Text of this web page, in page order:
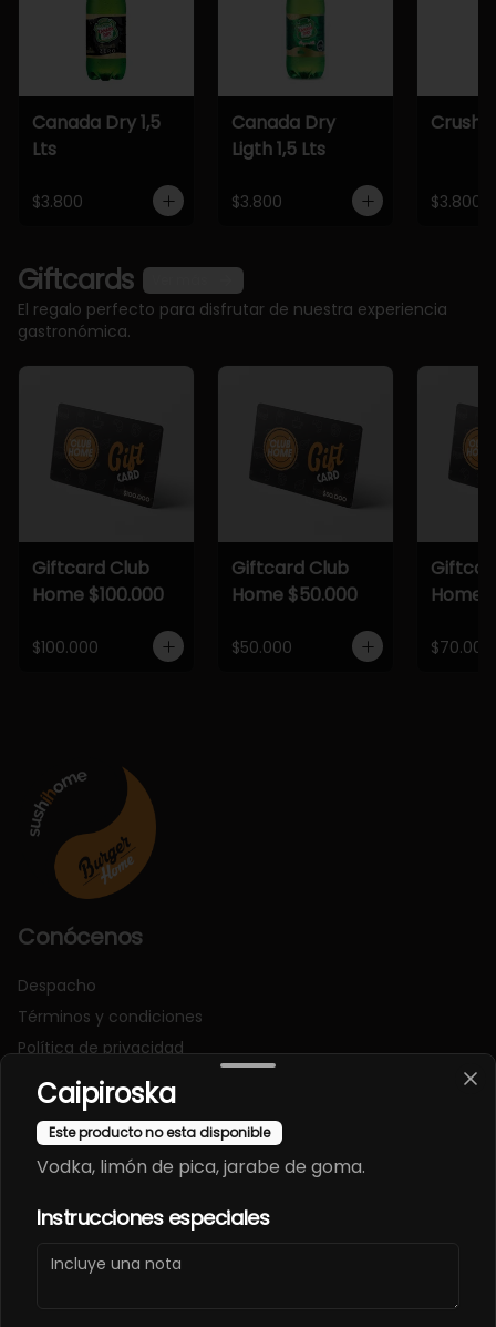
Canada Dry 1,5
Lts
$3.800
Canada Dry
Ligth 1,5 Lts
$3.800
Crush
$3.800
Giftcards
El regalo perfecto para disfrutar de nuestra experiencia
gastronómica.
Giftcard Club
Home $100.000
$100.000
Giftcard Club
Home $50.000
$50.000
Home
$70.000
Conócenos
Despacho
Términos y condiciones
Política de privacidad
Redes sociales
Instagram
Facebook
Mi cuenta
Caipiroska
Este producto no esta disponible
Vodka, limón de pica, jarabe de goma.
Instrucciones especiales